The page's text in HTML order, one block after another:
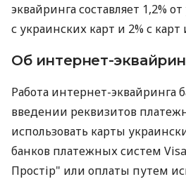
эквайринга составляет 1,2%
с украинских карт и 2% с
Об интернет-
Работа интернет-эквайринга
введении реквизитов
использовать карты
банков платежных систем
Простір" или оплаты путем